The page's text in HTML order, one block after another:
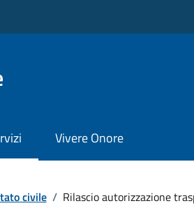
Vivere Onore
civile / Rilascio autorizzazione